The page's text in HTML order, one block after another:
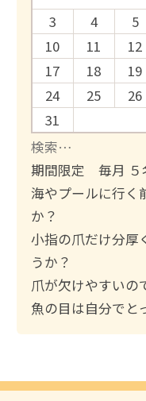
3
4 5
10
11 12
17
18 19
24
25 26
31
検
索
:
期間限定 毎月 ５
海やプールに行く
か？
小指の爪だけ分厚
うか？
爪が欠けやすいの
魚の目は自分でと